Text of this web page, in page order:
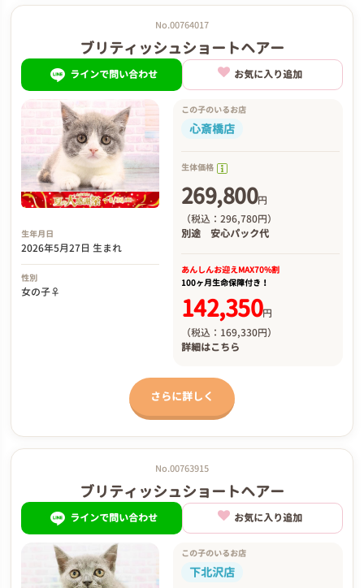
No.00764017
ブリティッシュショートヘアー
ラインで問い合わせ お気に入り追加
生年月日
2026年5月27日 生まれ
性別
女の子♀
この子のいるお店
心斎橋店
生体価格
269,800円
（税込：296,780円）
別途 安心パック代
あんしんお迎えMAX70%割
100ヶ月生命保障付き！
142,350円
（税込：169,330円）
詳細はこちら
さらに詳しく
No.00763915
ブリティッシュショートヘアー
ラインで問い合わせ お気に入り追加
この子のいるお店
下北沢店